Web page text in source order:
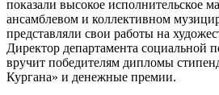
показали высокое исполнительское
ансамблевом и коллективном
представляли свои работы на
Директор департамента социальной
вручит победителям дипломы
Кургана» и денежные премии.